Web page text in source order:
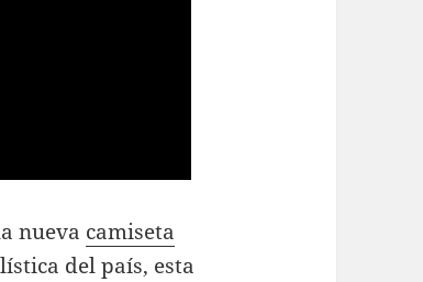
nueva camiseta
del país, esta